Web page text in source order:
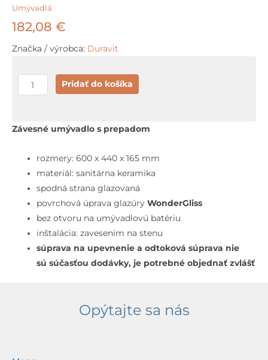
Umývadlá
182,08 €
Značka / výrobca: Duravit
množstvo
Duravit
Neo
600x440
mm,
bez
otvoru
batériu,
WonderGliss,
Pridať do košíka
Závesné umývadlo s prepadom
rozmery: 600 x 440 x 165 mm
materiál: sanitárna keramika
spodná strana glazovaná
povrchová úprava glazúryWonderGliss
bez otvoru na umývadlovú batériu
inštalácia: zavesením na stenu
súprava na upevnenie a odtoková súprava nie
sú súčasťou dodávky, je potrebné objednať zvlášť
Opýtajte sa nás